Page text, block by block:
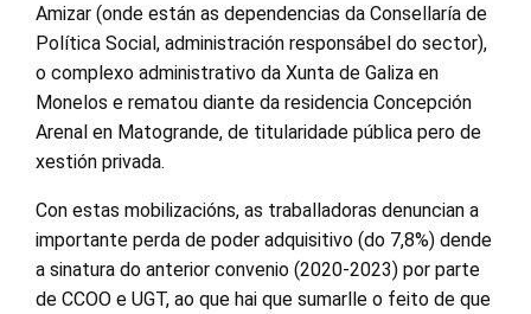
Amizar (onde están as dependencias da Consellaría de
Política Social, administración responsábel do sector),
o complexo administrativo da Xunta de Galiza en
Monelos e rematou diante da residencia Concepción
Arenal en Matogrande, de titularidade pública pero de
xestión privada.
Con estas mobilizacións, as traballadoras denuncian a
importante perda de poder adquisitivo (do 7,8%) dende
a sinatura do anterior convenio (2020-2023) por parte
de CCOO e UGT, ao que hai que sumarlle o feito de que